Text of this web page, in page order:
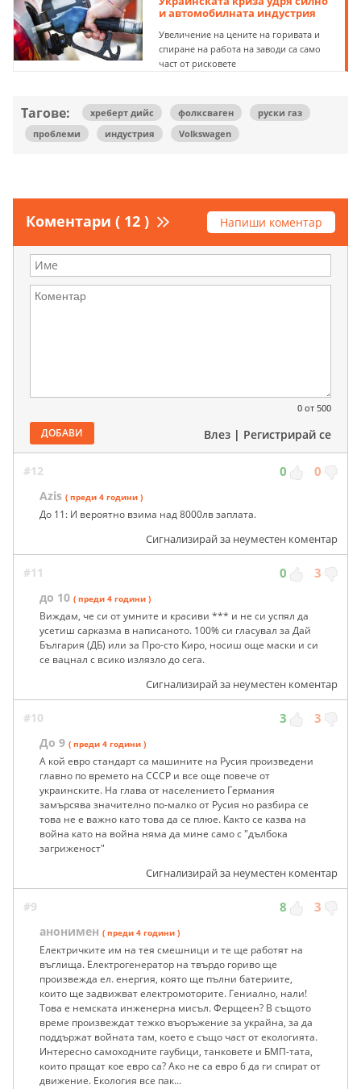
и автомобилната индустрия
Увеличение на цените на горивата и
спиране на работа на заводи са само
част от рисковете
Тагове: хреберт дийс фолксваген
руски газ
проблеми
индустрия Volkswagen
Коментари ( 12 ) Напиши коментар
0 от 500
ДОБАВИ Влез | Регистрирай се
#12 0 0
Azis ( преди 4 години )
До 11: И вероятно взима над 8000лв заплата.
Сигнализирай за неуместен коментар
#11 0 3
до 10 ( преди 4 години )
Виждам, че си от умните и красиви *** и не си успял да
усетиш сарказма в написаното. 100% си гласувал за Дай
България (ДБ) или за Про-сто Киро, носиш още маски и си
се вацнал с всико излязло до сега.
Сигнализирай за неуместен коментар
#10 3 3
До 9 ( преди 4 години )
А кой евро стандарт са машините на Русия произведени
главно по времето на СССР и все още повече от
украинските. На глава от населението Германия
замърсява значително по-малко от Русия но разбира се
това не е важно като това да се плюе. Както се казва на
война като на война няма да мине само с "дълбока
загриженост"
Сигнализирай за неуместен коментар
#9 8 3
анонимен ( преди 4 години )
Електричките им на тея смешници и те ще работят на
въглища. Електрогенератор на твърдо гориво ще
произвежда ел. енергия, която ще пълни батериите,
които ще задвижват електромоторите. Гениално, нали!
Това е немската инженерна мисъл. Ферщеен? В същото
време произвеждат тежко въоръжение за украйна, за да
поддържат войната там, което е също част от екологията.
Интересно самоходните гаубици, танковете и БМП-тата,
които пращат кое евро са? Ако не са евро 6 да ги спират от
движение. Екология все пак...